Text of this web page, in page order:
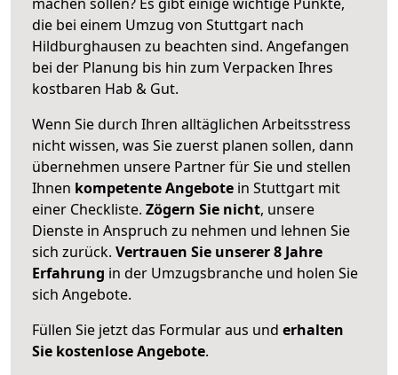
die bei einem Umzug von Stuttgart nach
Hildburghausen zu beachten sind. Angefangen
bei der Planung bis hin zum Verpacken Ihres
kostbaren Hab & Gut.
Wenn Sie durch Ihren alltäglichen Arbeitsstress
nicht wissen, was Sie zuerst planen sollen, dann
übernehmen unsere Partner für Sie und stellen
Ihnen kompetente Angebote in Stuttgart mit
einer Checkliste. Zögern Sie nicht, unsere
Dienste in Anspruch zu nehmen und lehnen Sie
sich zurück. Vertrauen Sie unserer 8 Jahre
Erfahrung in der Umzugsbranche und holen Sie
sich Angebote.
Füllen Sie jetzt das Formular aus und erhalten
Sie kostenlose Angebote.